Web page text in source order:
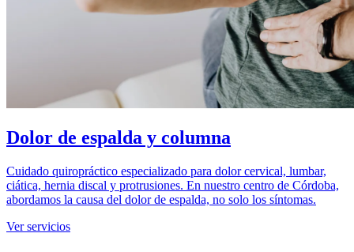
Dolor de espalda y columna
Cuidado quiropráctico especializado para dolor cervical, lumbar,
ciática, hernia discal y protrusiones. En nuestro centro de Córdoba,
abordamos la causa del dolor de espalda, no solo los síntomas.
Ver servicios